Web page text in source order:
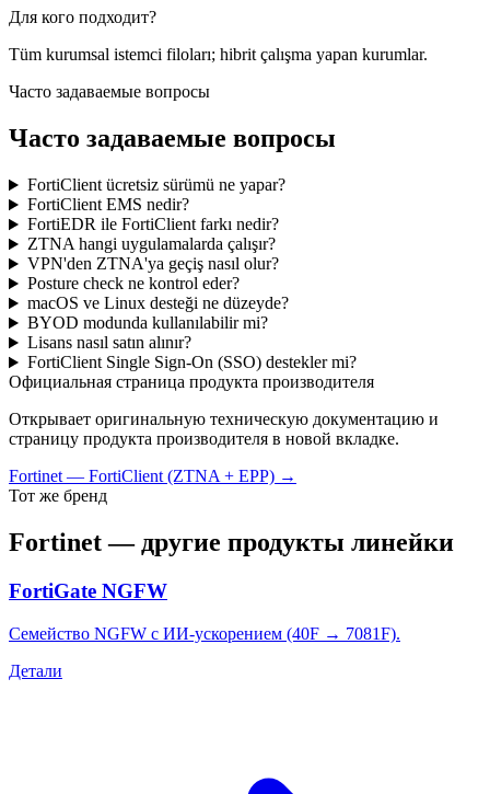
Для кого подходит?
Tüm kurumsal istemci filoları; hibrit çalışma yapan kurumlar.
Часто задаваемые вопросы
Часто задаваемые вопросы
FortiClient ücretsiz sürümü ne yapar?
FortiClient EMS nedir?
FortiEDR ile FortiClient farkı nedir?
ZTNA hangi uygulamalarda çalışır?
VPN'den ZTNA'ya geçiş nasıl olur?
Posture check ne kontrol eder?
macOS ve Linux desteği ne düzeyde?
BYOD modunda kullanılabilir mi?
Lisans nasıl satın alınır?
FortiClient Single Sign-On (SSO) destekler mi?
Официальная страница продукта производителя
Открывает оригинальную техническую документацию и
страницу продукта производителя в новой вкладке.
Fortinet — FortiClient (ZTNA + EPP) →
Тот же бренд
Fortinet — другие продукты линейки
FortiGate NGFW
Семейство NGFW с ИИ-ускорением (40F → 7081F).
Детали